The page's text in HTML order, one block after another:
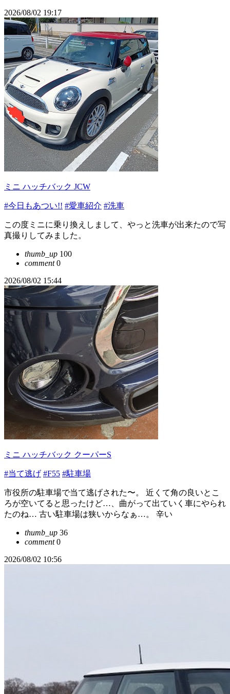
2026/08/02 19:17
ミニ ハッチバック JCW
#今日もあつい!! #愛車紹介 #洗車
この度ミニに乗り換えしまして、やっと洗車が出来たので写
真撮りしてみました。
thumb_up 100
comment0
2026/08/02 15:44
ミニ ハッチバック クーパーS
#当て逃げ #F55 #駐車場
市役所の駐車場で当て逃げされた〜。 近くて角の良いとこ
ろが空いてると思ったけど…、曲がって出ていく車にやられ
たのね… 古い駐車場は狭いからなぁ…。 辛い
thumb_up 36
comment0
2026/08/02 10:56